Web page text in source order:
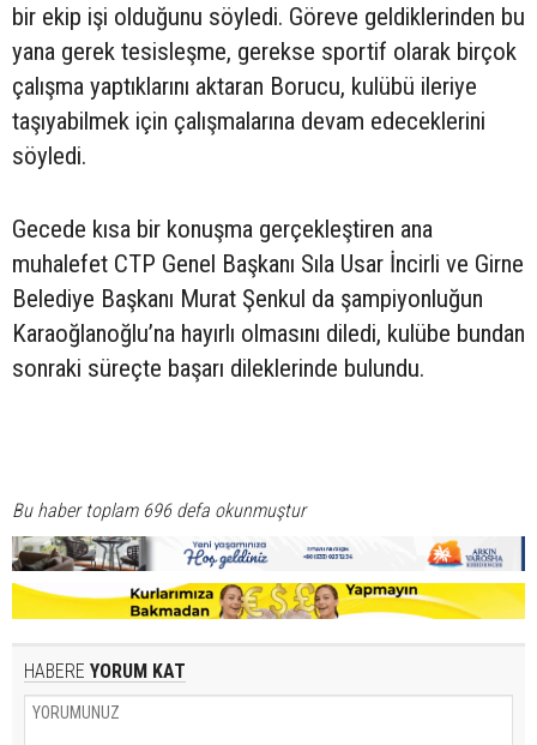
bir ekip işi olduğunu söyledi. Göreve geldiklerinden bu
yana gerek tesisleşme, gerekse sportif olarak birçok
çalışma yaptıklarını aktaran Borucu, kulübü ileriye
taşıyabilmek için çalışmalarına devam edeceklerini
söyledi.
Gecede kısa bir konuşma gerçekleştiren ana
muhalefet CTP Genel Başkanı Sıla Usar İncirli ve Girne
Belediye Başkanı Murat Şenkul da şampiyonluğun
Karaoğlanoğlu’na hayırlı olmasını diledi, kulübe bundan
sonraki süreçte başarı dileklerinde bulundu.
Bu haber toplam 696 defa okunmuştur
HABERE YORUM KAT